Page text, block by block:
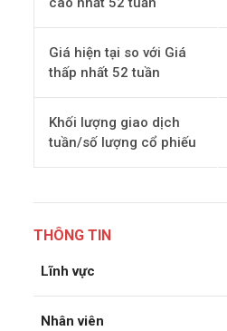
Giá hiện tại so với Giá
thấp nhất 52 tuần
Khối lượng giao dịch
tuần/số lượng cổ phiếu
THÔNG TIN
Lĩnh vực
Nhân viên